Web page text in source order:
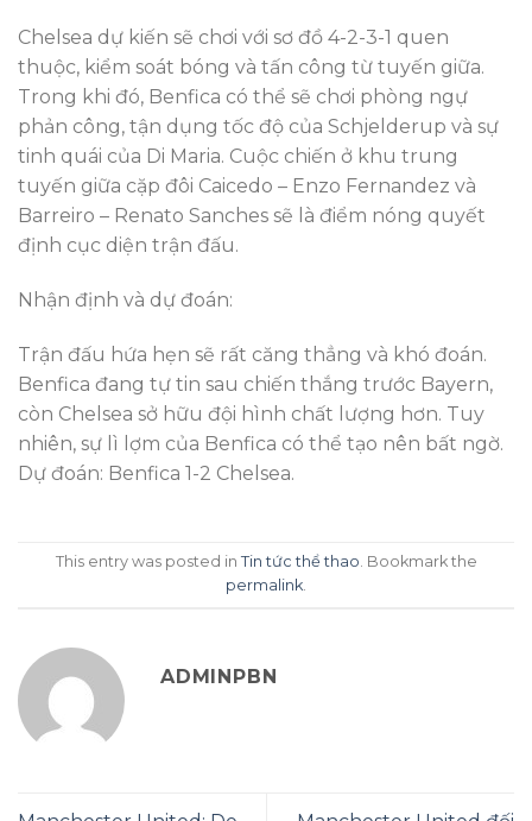
Chelsea dự kiến sẽ chơi với sơ đồ 4-2-3-1 quen
thuộc, kiểm soát bóng và tấn công từ tuyến giữa.
Trong khi đó, Benfica có thể sẽ chơi phòng ngự
phản công, tận dụng tốc độ của Schjelderup và sự
tinh quái của Di Maria. Cuộc chiến ở khu trung
tuyến giữa cặp đôi Caicedo – Enzo Fernandez và
Barreiro – Renato Sanches sẽ là điểm nóng quyết
định cục diện trận đấu.
Nhận định và dự đoán:
Trận đấu hứa hẹn sẽ rất căng thẳng và khó đoán.
Benfica đang tự tin sau chiến thắng trước Bayern,
còn Chelsea sở hữu đội hình chất lượng hơn. Tuy
nhiên, sự lì lợm của Benfica có thể tạo nên bất ngờ.
Dự đoán: Benfica 1-2 Chelsea.
This entry was posted in Tin tức thể thao. Bookmark the
permalink.
ADMINPBN